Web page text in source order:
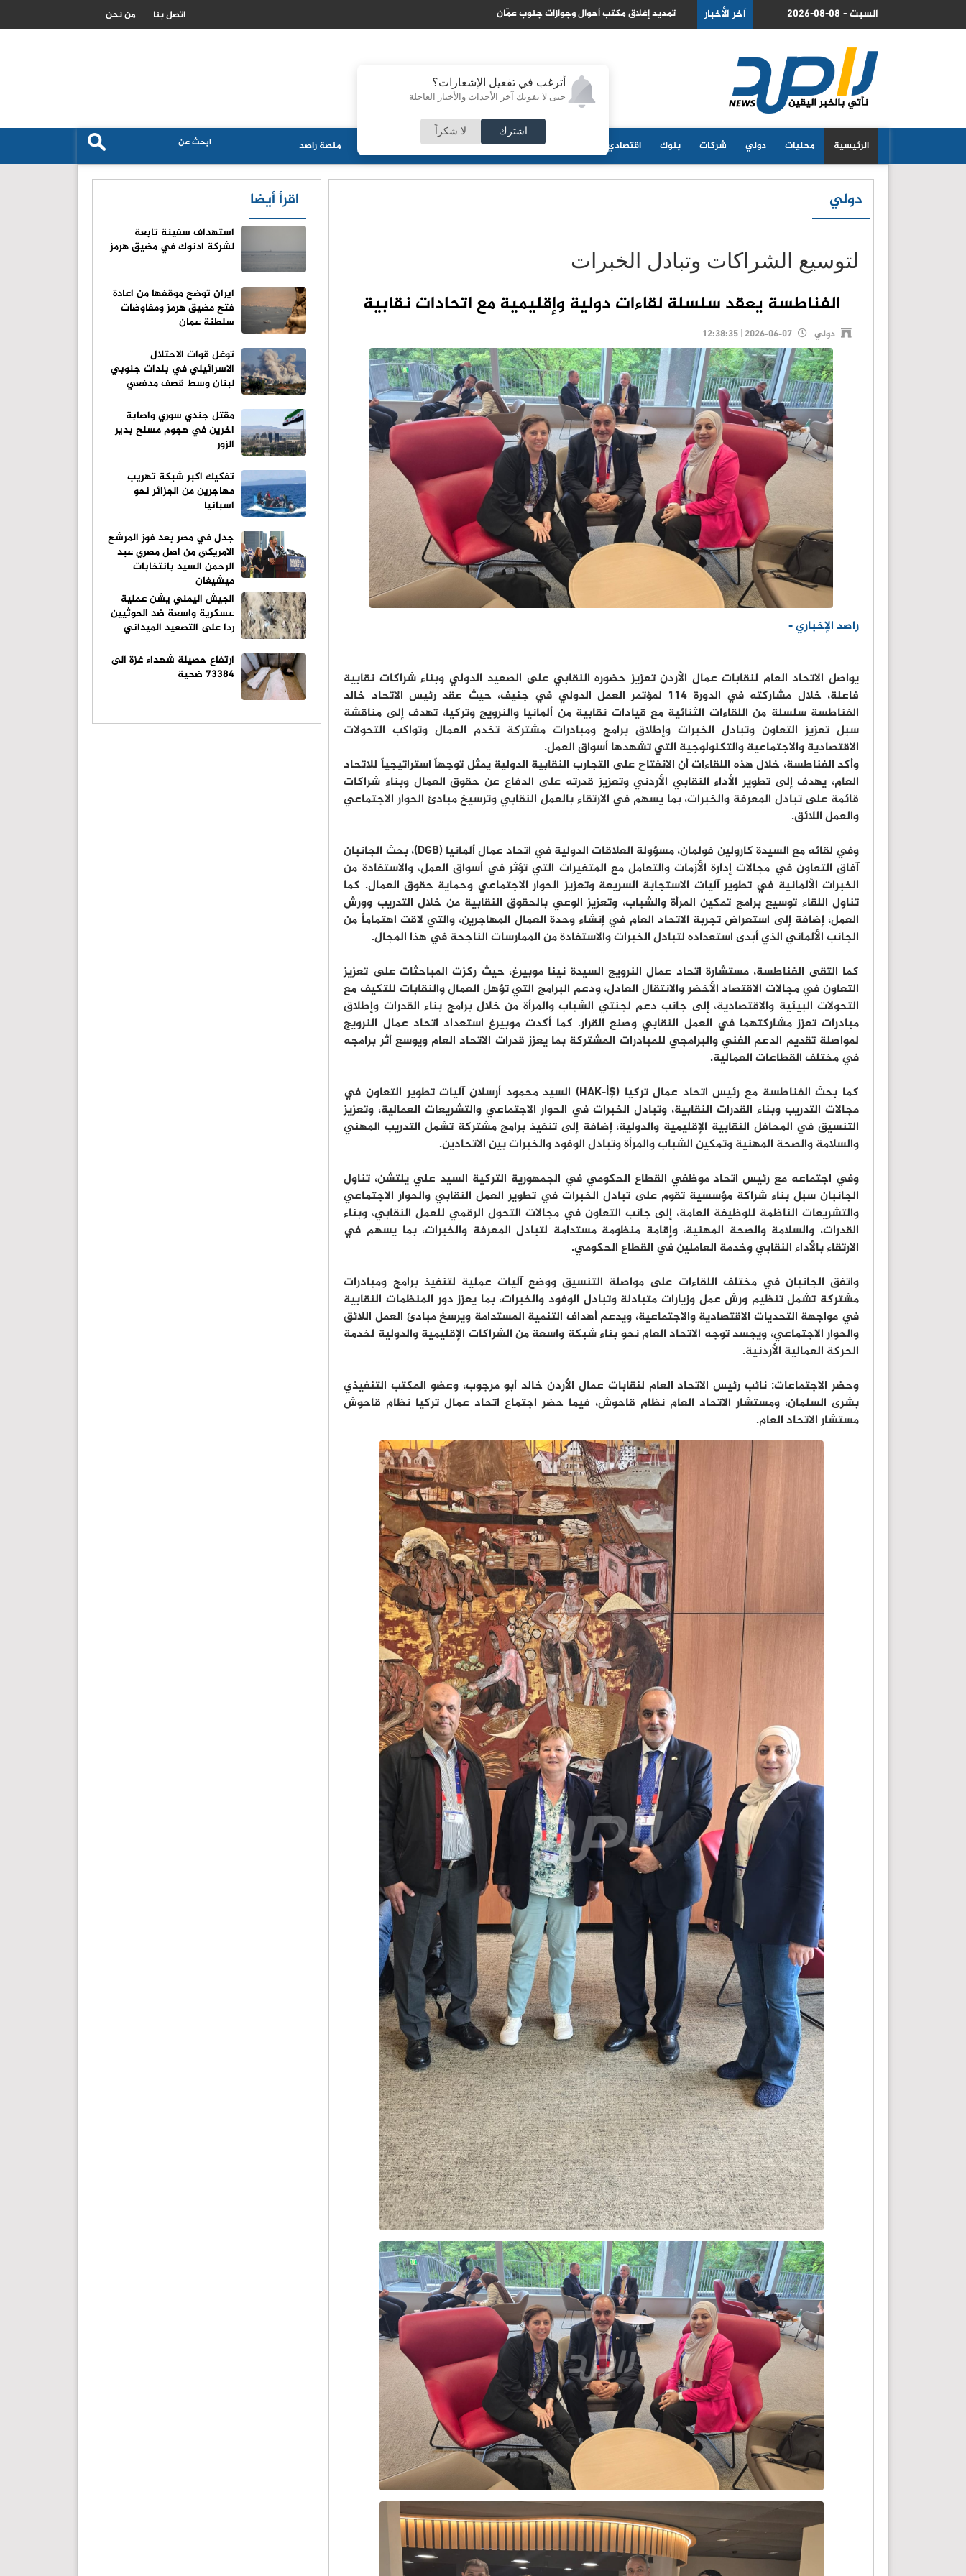
أترغب في تفعيل الإشعارات؟
حتى لا تفوتك آخر الأحداث والأخبار العاجلة
اشترك لا شكراً
2026-08-08 - السبت آخر الأخبار اليمن يطلق عملية عسكرية واسعة لردع تصعيد الحوثيين من نحن اتصل بنا
الرئيسية محليات دولي شركات بنوك اقتصادي منوعات ثقافة مجلس الأمة منصة راصد
دولي
لتوسيع الشراكات وتبادل الخبرات
الفناطسة يعقد سلسلة لقاءات دولية وإقليمية مع اتحادات نقابية
دولي
راصد الإخباري -
يواصل الاتحاد العام لنقابات عمال الأردن تعزيز حضوره النقابي على الصعيد الدولي وبناء شراكات نقابية
فاعلة، خلال مشاركته في الدورة 114 لمؤتمر العمل الدولي في جنيف، حيث عقد رئيس الاتحاد خالد
الفناطسة سلسلة من اللقاءات الثنائية مع قيادات نقابية من ألمانيا والنرويج وتركيا، تهدف إلى مناقشة
سبل تعزيز التعاون وتبادل الخبرات وإطلاق برامج ومبادرات مشتركة تخدم العمال وتواكب التحولات
الاقتصادية والاجتماعية والتكنولوجية التي تشهدها أسواق العمل.
وأكد الفناطسة، خلال هذه اللقاءات أن الانفتاح على التجارب النقابية الدولية يمثل توجهاً استراتيجياً للاتحاد
العام، يهدف إلى تطوير الأداء النقابي الأردني وتعزيز قدرته على الدفاع عن حقوق العمال وبناء شراكات
قائمة على تبادل المعرفة والخبرات، بما يسهم في الارتقاء بالعمل النقابي وترسيخ مبادئ الحوار الاجتماعي
والعمل اللائق.
وفي لقائه مع السيدة كارولين فولمان، مسؤولة العلاقات الدولية في اتحاد عمال ألمانيا (DGB)، بحث الجانبان
آفاق التعاون في مجالات إدارة الأزمات والتعامل مع المتغيرات التي تؤثر في أسواق العمل، والاستفادة من
الخبرات الألمانية في تطوير آليات الاستجابة السريعة وتعزيز الحوار الاجتماعي وحماية حقوق العمال. كما
تناول اللقاء توسيع برامج تمكين المرأة والشباب، وتعزيز الوعي بالحقوق النقابية من خلال التدريب وورش
العمل، إضافة إلى استعراض تجربة الاتحاد العام في إنشاء وحدة العمال المهاجرين، والتي لاقت اهتماماً من
الجانب الألماني الذي أبدى استعداده لتبادل الخبرات والاستفادة من الممارسات الناجحة في هذا المجال.
كما التقى الفناطسة، مستشارة اتحاد عمال النرويج السيدة نينا موبيرغ، حيث ركزت المباحثات على تعزيز
التعاون في مجالات الاقتصاد الأخضر والانتقال العادل، ودعم البرامج التي تؤهل العمال والنقابات للتكيف مع
التحولات البيئية والاقتصادية، إلى جانب دعم لجنتي الشباب والمرأة من خلال برامج بناء القدرات وإطلاق
مبادرات تعزز مشاركتهما في العمل النقابي وصنع القرار. كما أكدت موبيرغ استعداد اتحاد عمال النرويج
لمواصلة تقديم الدعم الفني والبرامجي للمبادرات المشتركة بما يعزز قدرات الاتحاد العام ويوسع أثر برامجه
في مختلف القطاعات العمالية.
كما بحث الفناطسة مع رئيس اتحاد عمال تركيا (HAK-İŞ) السيد محمود أرسلان آليات تطوير التعاون في
مجالات التدريب وبناء القدرات النقابية، وتبادل الخبرات في الحوار الاجتماعي والتشريعات العمالية، وتعزيز
التنسيق في المحافل النقابية الإقليمية والدولية، إضافة إلى تنفيذ برامج مشتركة تشمل التدريب المهني
والسلامة والصحة المهنية وتمكين الشباب والمرأة وتبادل الوفود والخبرات بين الاتحادين.
وفي اجتماعه مع رئيس اتحاد موظفي القطاع الحكومي في الجمهورية التركية السيد علي يلتشن، تناول
الجانبان سبل بناء شراكة مؤسسية تقوم على تبادل الخبرات في تطوير العمل النقابي والحوار الاجتماعي
والتشريعات الناظمة للوظيفة العامة، إلى جانب التعاون في مجالات التحول الرقمي للعمل النقابي، وبناء
القدرات، والسلامة والصحة المهنية، وإقامة منظومة مستدامة لتبادل المعرفة والخبرات، بما يسهم في
الارتقاء بالأداء النقابي وخدمة العاملين في القطاع الحكومي.
واتفق الجانبان في مختلف اللقاءات على مواصلة التنسيق ووضع آليات عملية لتنفيذ برامج ومبادرات
مشتركة تشمل تنظيم ورش عمل وزيارات متبادلة وتبادل الوفود والخبرات، بما يعزز دور المنظمات النقابية
في مواجهة التحديات الاقتصادية والاجتماعية، ويدعم أهداف التنمية المستدامة ويرسخ مبادئ العمل اللائق
والحوار الاجتماعي، ويجسد توجه الاتحاد العام نحو بناء شبكة واسعة من الشراكات الإقليمية والدولية لخدمة
الحركة العمالية الأردنية.
وحضر الاجتماعات: نائب رئيس الاتحاد العام لنقابات عمال الأردن خالد أبو مرجوب، وعضو المكتب التنفيذي
بشرى السلمان، ومستشار الاتحاد العام نظام قاحوش، فيما حضر اجتماع اتحاد عمال تركيا نظام قاحوش
مستشار الاتحاد العام.
اقرأ أيضا
استهداف سفينة تابعة
لشركة ادنوك في مضيق هرمز
ايران توضح موقفها من اعادة
فتح مضيق هرمز ومفاوضات
سلطنة عمان
توغل قوات الاحتلال
الاسرائيلي في بلدات جنوبي
لبنان وسط قصف مدفعي
مقتل جندي سوري واصابة
اخرين في هجوم مسلح بدير
الزور
تفكيك اكبر شبكة تهريب
مهاجرين من الجزائر نحو
اسبانيا
جدل في مصر بعد فوز المرشح
الامريكي من اصل مصري عبد
الرحمن السيد بانتخابات
ميشيغان
الجيش اليمني يشن عملية
عسكرية واسعة ضد الحوثيين
ردا على التصعيد الميداني
ارتفاع حصيلة شهداء غزة الى
73384 ضحية